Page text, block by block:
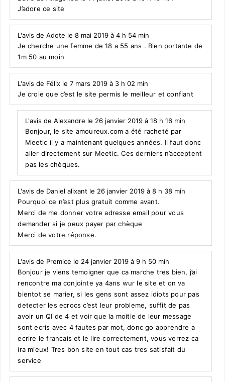
J’adore ce site
L'avis de Adote le 8 mai 2019 à 4 h 54 min
Je cherche une femme de 18 a 55 ans . Bien portante de
1m 50 au moin
L'avis de Félix le 7 mars 2019 à 3 h 02 min
Je croie que c’est le site permis le meilleur et confiant
L'avis de Alexandre le 26 janvier 2019 à 18 h 16 min
Bonjour, le site amoureux.com a été racheté par
Meetic il y a maintenant quelques années. Il faut donc
aller directement sur Meetic. Ces derniers n’acceptent
pas les chèques.
L'avis de Daniel alixant le 26 janvier 2019 à 8 h 38 min
Pourquoi ce n’est plus gratuit comme avant.
Merci de me donner votre adresse email pour vous
demander si je peux payer par chèque
Merci de votre réponse.
L'avis de Premice le 24 janvier 2019 à 9 h 50 min
Bonjour je viens temoigner que ca marche tres bien, j’ai
rencontre ma conjointe ya 4ans wur le site et on va
bientot se marier, si les gens sont assez idiots pour pas
detecter les ecrocs c’est leur probleme, suffit de pas
avoir un QI de 4 et voir que la moitie de leur message
sont ecris avec 4 fautes par mot, donc go apprendre a
ecrire le francais et le lire correctement, vous verrez ca
ira mieux! Tres bon site en tout cas tres satisfait du
service